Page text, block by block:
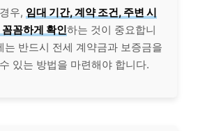
우, 임대 기간, 계약 조건, 주변 시
꼼하게 확인하는 것이 중요합니
는 반드시 전세 계약금과 보증금을
있는 방법을 마련해야 합니다.